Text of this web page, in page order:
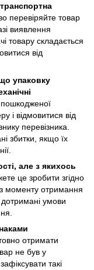
перевіряйте товар
виявлення
товару складається
від
упаковку
і відмовитися від
перевізника.
збитки, якщо їх
але з якихось
це зробити згідно
моменту отримання
умови
отримати
не був у
такі